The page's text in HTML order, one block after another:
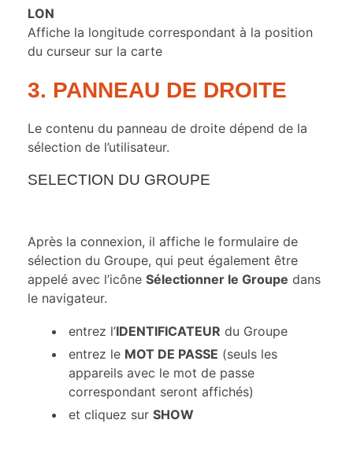
LON
Affiche la longitude correspondant à la position
du curseur sur la carte
3. PANNEAU DE DROITE
Le contenu du panneau de droite dépend de la
sélection de l’utilisateur.
SELECTION DU GROUPE
Après la connexion, il affiche le formulaire de
sélection du Groupe, qui peut également être
appelé avec l’icône Sélectionner le Groupe dans
le navigateur.
entrez l’IDENTIFICATEUR du Groupe
entrez le MOT DE PASSE (seuls les
appareils avec le mot de passe
correspondant seront affichés)
et cliquez sur SHOW